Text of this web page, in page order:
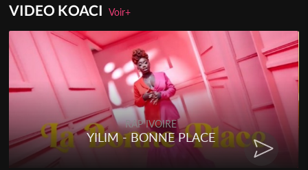
VIDEO KOACIVoir+
RAP IVOIRE
YILIM - BONNE PLACE